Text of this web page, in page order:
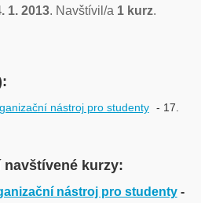
1. 2013. Navštívil/a 1 kurz.
nástroj pro studenty - 17.
kurzy:
nástroj pro studenty -